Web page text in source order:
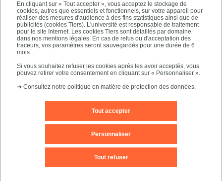
En cliquant sur « Tout accepter », vous acceptez le stockage de
cookies, autres que essentiels et fonctionnels, sur votre appareil pour
réaliser des mesures d'audience à des fins statistiques ainsi que de
publicités (cookies Tiers). L'université est responsable de traitement
pour le site Internet. Les cookies Tiers sont détaillés par domaine
dans nos mentions légales. En cas de refus ou d'acceptation des
traceurs, vos paramètres seront sauvegardés pour une durée de 6
mois.
Si vous souhaitez refuser les cookies après les avoir acceptés, vous
pouvez retirer votre consentement en cliquant sur « Personnaliser ».
➜ Consultez notre politique en matière de protection des données.
Tout accepter
Tout refuser
Personnaliser
Université Paris-Est Créteil
Faculté des lettres, langues et sciences
humaines
61, avenue du Général de Gaulle
94010 Créteil
Mentions légales
Plan d'accès Plan du site